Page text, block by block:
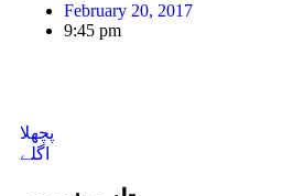
February 20, 2017
9:45 pm
پچھلا
اگلے